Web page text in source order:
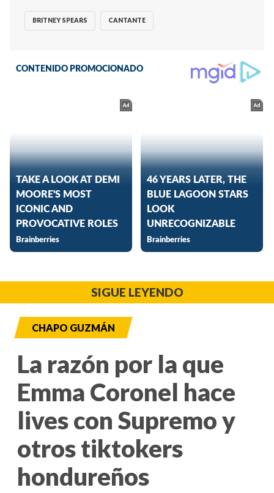
BRITNEY SPEARS CANTANTE
SIGUE LEYENDO
CHAPO GUZMÁN
La razón por la que
Emma Coronel hace
lives con Supremo y
otros tiktokers
hondureños